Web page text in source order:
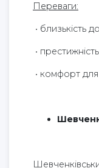
Переваги:
• близькість
•
• комфорт